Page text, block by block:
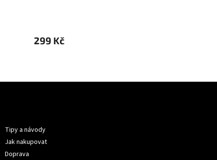
299 Kč
Tipy a návody
Jak nakupovat
Doprava